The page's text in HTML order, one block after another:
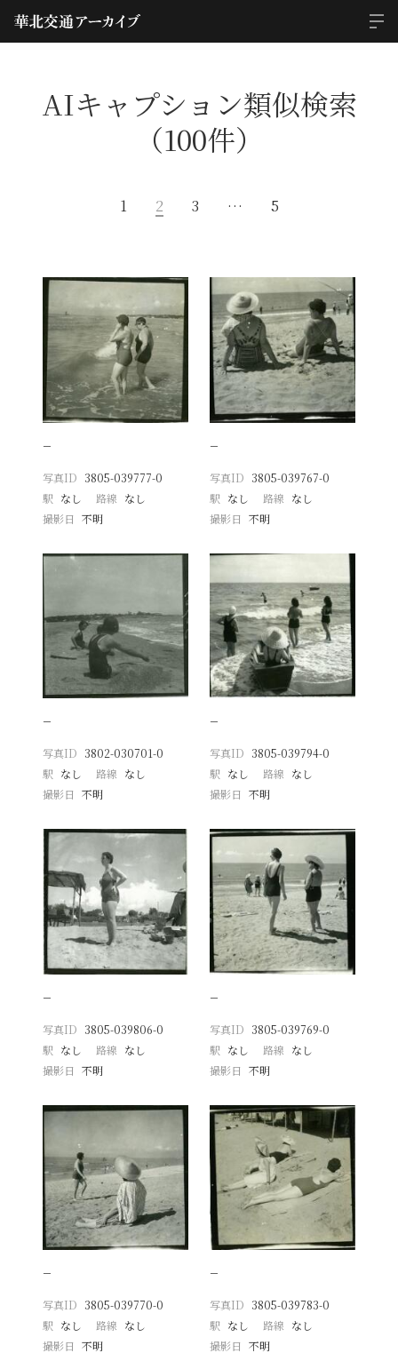
AIキャプション類似検索
（100件）
1 2 3 … 5
−
写真ID 3805-039777-0
駅 なし 路線 なし
撮影日
不明
−
写真ID 3805-039767-0
駅 なし 路線 なし
撮影日 不明
−
写真ID 3802-030701-0
駅 なし 路線 なし
撮影日
不明
−
写真ID 3805-039794-0
駅 なし 路線 なし
撮影日 不明
−
写真ID 3805-039806-0
駅 なし 路線 なし
撮影日
不明
−
写真ID 3805-039769-0
駅 なし 路線 なし
撮影日 不明
−
写真ID 3805-039770-0
駅 なし 路線 なし
撮影日
不明
−
写真ID 3805-039783-0
駅 なし 路線 なし
撮影日 不明